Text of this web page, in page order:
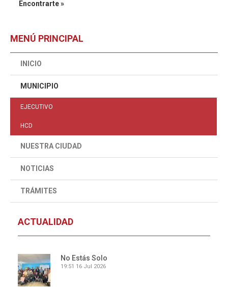
Encontrarte »
MENÚ PRINCIPAL
INICIO
MUNICIPIO
EJECUTIVO
HCD
NUESTRA CIUDAD
NOTICIAS
TRÁMITES
ACTUALIDAD
No Estás Solo
19:51 16 Jul 2026